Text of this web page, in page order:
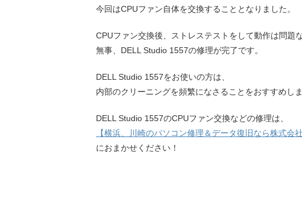
今回はCPUファン自体を交換することとなりました。
CPUファン交換後、ストレステストをして動作は問題な
無事、DELL Studio 1557の修理が完了です。
DELL Studio 1557をお使いの方は、
内部のクリーニングを頻繁になさることをおすすめしま
DELL Studio 1557のCPUファン交換などの修理は、
【横浜、川崎のパソコン修理＆データ復旧なら株式会
におまかせください！